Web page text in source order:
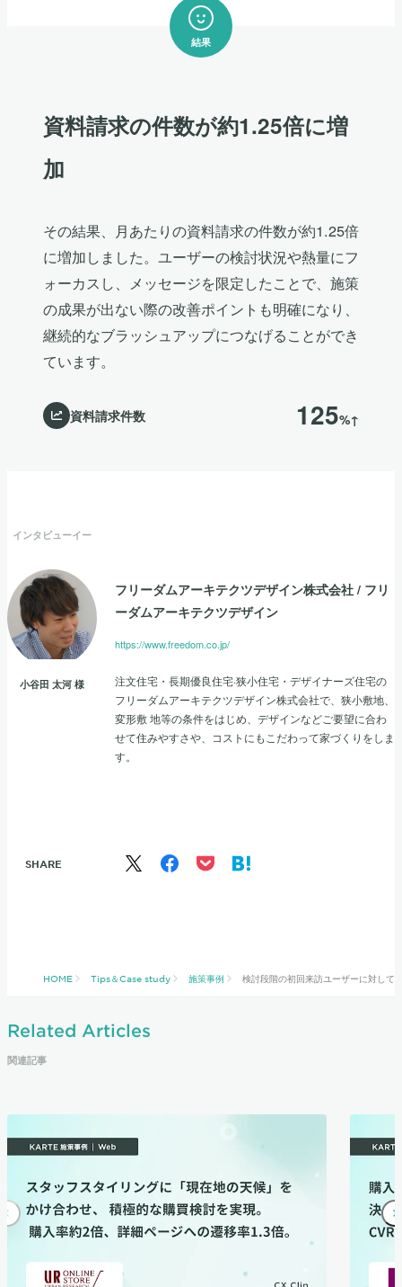
結果
資料請求の件数が約1.25倍に増
加
その結果、月あたりの資料請求の件数が約1.25倍
に増加しました。ユーザーの検討状況や熱量にフ
ォーカスし、メッセージを限定したことで、施策
の成果が出ない際の改善ポイントも明確になり、
継続的なブラッシュアップにつなげることができ
ています。
資料請求件数 125%↑
インタビューイー
小谷田 太河 様
フリーダムアーキテクツデザイン株式会社 / フリ
ーダムアーキテクツデザイン
https://www.freedom.co.jp/
注文住宅・長期優良住宅·狭小住宅・デザイナーズ住宅の
フリーダムアーキテクツデザイン株式会社で、狭小敷地、
変形敷 地等の条件をはじめ、デザインなどご要望に合わ
せて住みやすさや、コストにもこだわって家づくりをしま
す。
SHARE
HOME Tips＆Case study 施策事例 検討段階の初回来訪ユーザーに対して
Related Articles
関連記事